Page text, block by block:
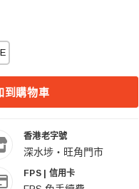
FF 鏡頭 CANON RF 的數
F/1.2 FF 鏡頭
到購物車
香港老字號
深水埗・旺角門市
FPS | 信用卡